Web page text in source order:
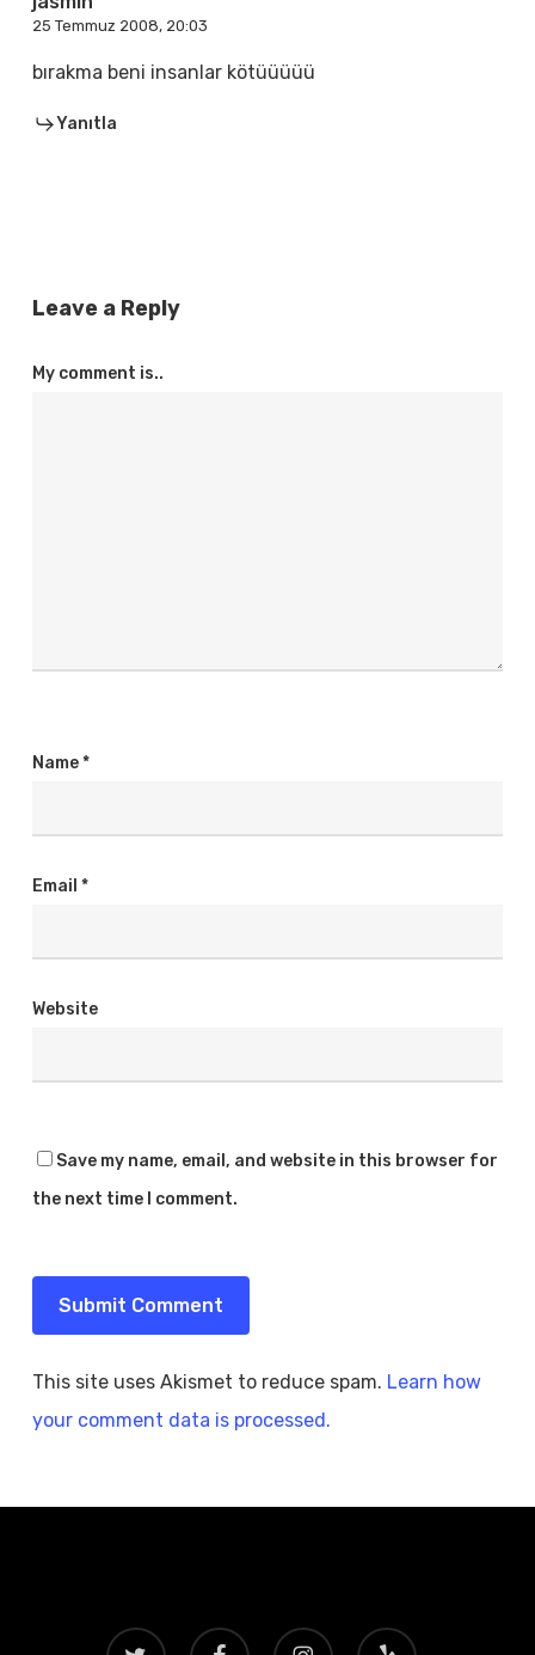
25 Temmuz 2008, 20:03
bırakma beni insanlar kötüüüüü
Yanıtla
Leave a Reply
My comment is..
Name*
Email *
Website
Save my name, email, and website in this browser for
the next time I comment.
This site uses Akismet to reduce spam. Learn how
your comment data is processed.
twitter facebook instagram yelp